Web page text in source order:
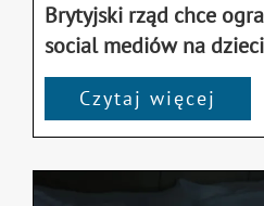
Brytyjski rząd chce
social mediów na dzieci
Czytaj więcej